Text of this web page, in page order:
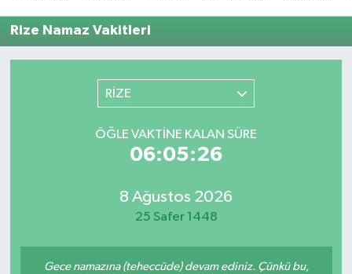
Rize Namaz Vakitleri
RİZE
ÖĞLE VAKTINE KALAN SÜRE
06:05:26
8 Ağustos 2026
25 Safer 1448
Gece namazına (teheccüde) devam ediniz. Çünkü bu,